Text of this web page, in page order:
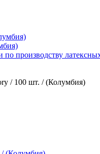
производству
/ 100 шт. / (Колумбия)